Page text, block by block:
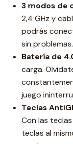
3 modos de
2,4 GHz y
podrás
sin problemas.
Batería de
carga.
juego
Teclas
Con las
teclas al